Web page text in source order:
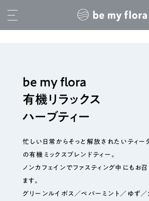
be my flora
有機リラックス
ハーブティー
忙しい日常からそっと解放されたいティー
の有機ミックスブレンドティー。
ノンカフェインでファスティング中にもお
ます。
グリーンルイボス／ペパーミント／ゆず